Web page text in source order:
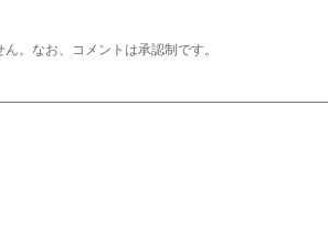
。なお、コメントは承認制です。